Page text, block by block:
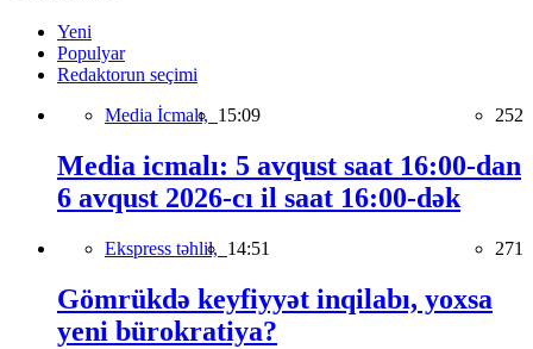
Yeni
Populyar
Redaktorun seçimi
Media İcmalı, 15:09 252
Media icmalı: 5 avqust saat 16:00-dan
6 avqust 2026-cı il saat 16:00-dək
Ekspress təhlil, 14:51 271
Gömrükdə keyfiyyət inqilabı, yoxsa
yeni bürokratiya?